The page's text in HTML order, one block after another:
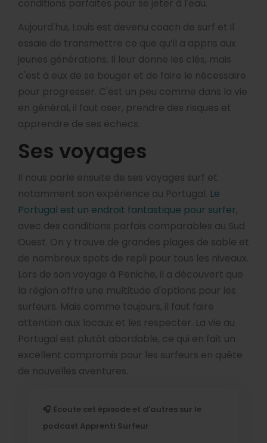
conditions parfaites pour se jeter à l'eau.
Aujourd'hui, Louis est devenu coach de surf et il
essaie de transmettre ce que qu’il a appris aux
jeunes générations. Il leur donne les clés, mais
c'est à eux de se bouger et de faire le nécessaire
pour progresser. C'est un peu comme dans la vie
en général, il faut oser, prendre des risques et
apprendre de ses échecs.
Ses voyages
Il nous parle ensuite de ses voyages surf et
notamment son expérience au Portugal. Le
Portugal est un endroit fantastique pour surfer,
avec des conditions parfois comparables au Sud
Ouest. On y trouve de grandes plages de sable et
de nombreux spots de repli pour tous les niveaux.
Lors de son voyage à Peniche, il a découvert que
la région offre une multitude d'options pour les
surfeurs. Mais comme toujours, il faut faire
attention aux locaux et les respecter. La vie au
Portugal est plutôt abordable, ce qui en fait un
excellent compromis pour les surfeurs en quête
de nouvelles aventures.
🎧 Ecoute cet épisode et d'autres sur le
podcast Apprenti Surfeur